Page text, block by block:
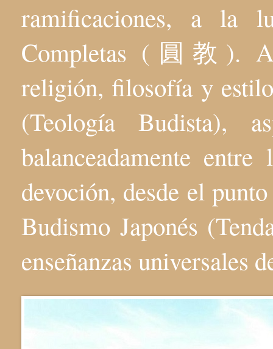
ramificaciones, a la
Completas (圓教).
religión, filosofía y
(Teología Budista),
balanceadamente
devoción, desde el
Budismo Japonés
enseñanzas universales